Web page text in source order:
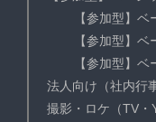
【参加型】
【参加型】
【参加型】
法人向け（社内行
撮影・ロケ（TV・